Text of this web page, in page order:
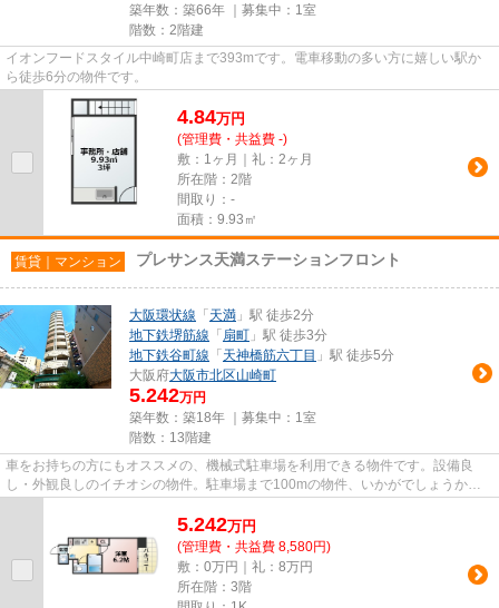
築年数：築66年 ｜募集中： 1室
階数：2階建
イオンフードスタイル中崎町店まで393mです。電車移動の多い方に嬉しい駅か
ら徒歩6分の物件です。
4.84万円
(管理費・共益費 -)
敷：1ヶ月｜礼：2ヶ月
所在階：2階
間取り：-
面積：9.93㎡
賃貸｜マンション プレサンス天満ステーションフロント
大阪環状線 「 天満 」駅 徒歩2分
地下鉄堺筋線 「 扇町 」駅 徒歩3分
地下鉄谷町線 「 天神橋筋六丁目 」駅 徒歩5分
大阪府大阪市北区山崎町
5.242万円
築年数：築18年 ｜募集中： 1室
階数：13階建
車をお持ちの方にもオススメの、機械式駐車場を利用できる物件です。設備良
し・外観良しのイチオシの物件。駐車場まで100mの物件、いかがでしょうか。
5.242万円
(管理費・共益費 8,580円)
敷：0万円｜礼：8万円
所在階：3階